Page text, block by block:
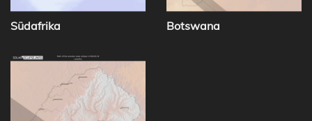
Südafrika Botswana